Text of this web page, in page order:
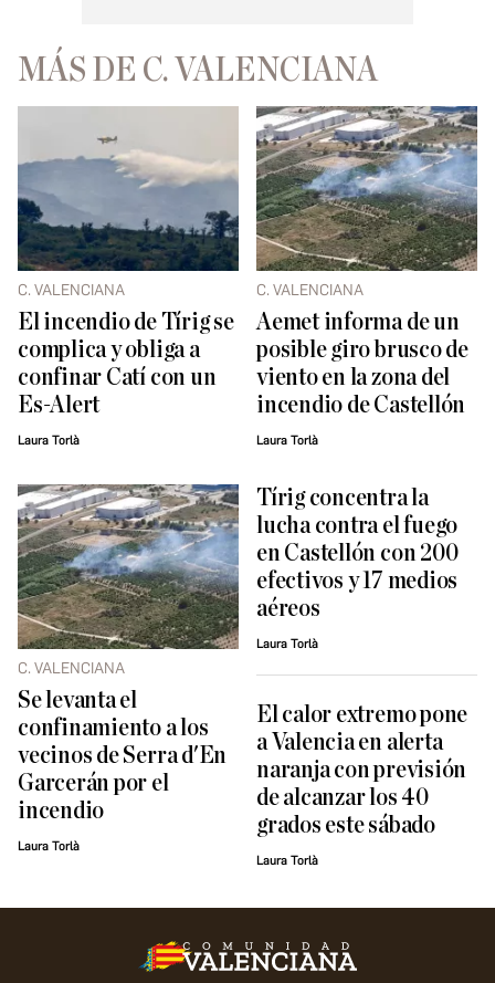
MÁS DE C. VALENCIANA
C. VALENCIANA
El incendio de Tírig se
complica y obliga a
confinar Catí con un
Es-Alert
Laura Torlà
C. VALENCIANA
Aemet informa de un
posible giro brusco de
viento en la zona del
incendio de Castellón
Laura Torlà
C. VALENCIANA
Se levanta el
confinamiento a los
vecinos de Serra d'En
Garcerán por el
incendio
Laura Torlà
Tírig concentra la
lucha contra el fuego
en Castellón con 200
efectivos y 17 medios
aéreos
Laura Torlà
El calor extremo pone
a Valencia en alerta
naranja con previsión
de alcanzar los 40
grados este sábado
Laura Torlà